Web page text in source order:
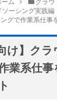
ム
クラウ
ソーシング実践編
グで作業系仕事
け】ク
業系仕事